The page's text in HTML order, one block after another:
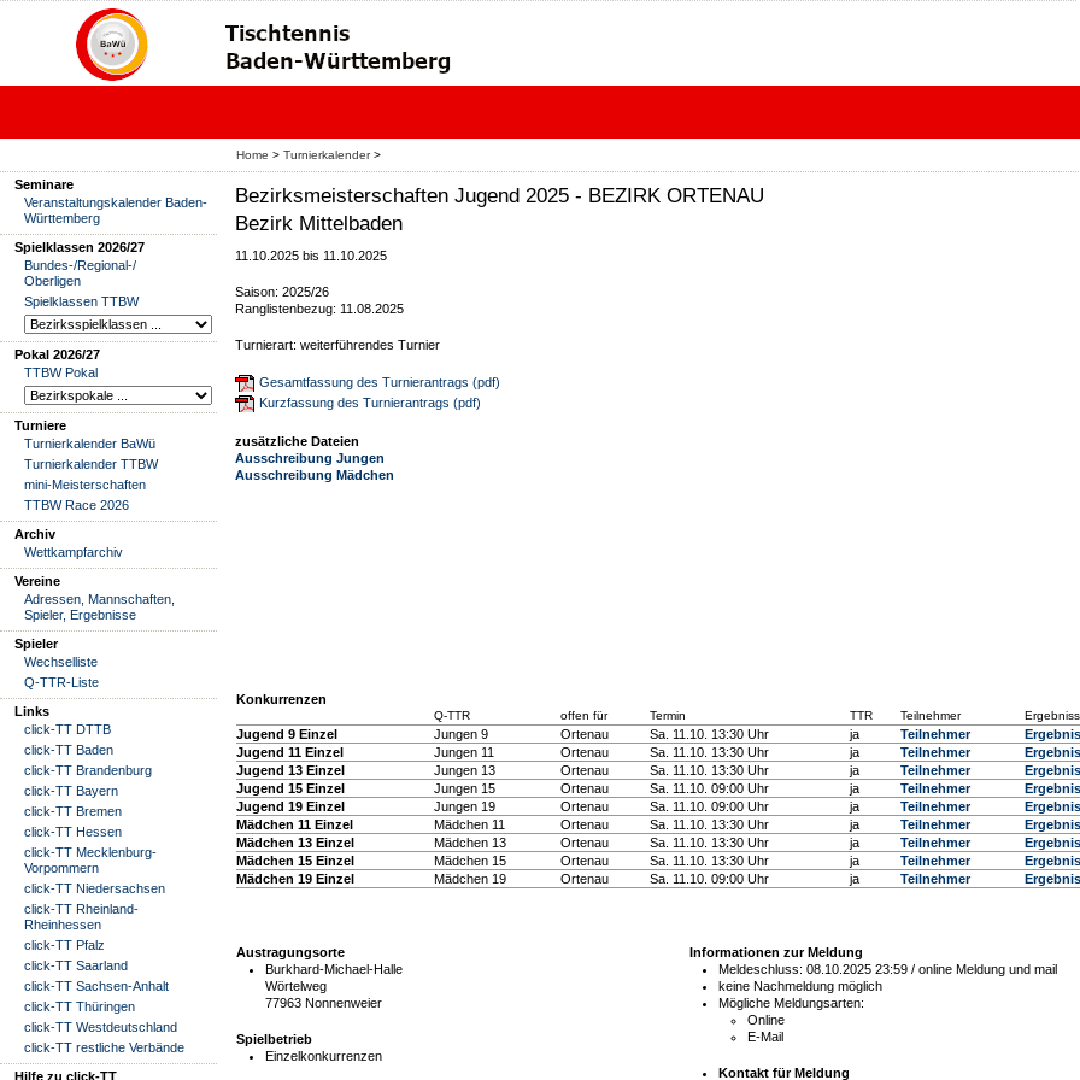
Home > Turnierkalender>
Seminare
Veranstaltungskalender Baden-
Württemberg
Spielklassen 2026/27
Bundes-/Regional-/
Oberligen
Spielklassen TTBW
Pokal 2026/27
TTBW Pokal
Turniere
Turnierkalender BaWü
Turnierkalender TTBW
mini-Meisterschaften
TTBW Race 2026
Archiv
Wettkampfarchiv
Vereine
Adressen, Mannschaften,
Spieler, Ergebnisse
Spieler
Wechselliste
Q-TTR-Liste
Links
click-TT DTTB
click-TT Baden
click-TT Brandenburg
click-TT Bayern
click-TT Bremen
click-TT Hessen
click-TT Mecklenburg-
Vorpommern
click-TT Niedersachsen
click-TT Rheinland-
Rheinhessen
click-TT Pfalz
click-TT Saarland
click-TT Sachsen-Anhalt
click-TT Thüringen
click-TT Westdeutschland
click-TT restliche Verbände
Hilfe zu click-TT
Bezirksmeisterschaften Jugend 2025 - BEZIRK ORTENAU
Bezirk Mittelbaden
11.10.2025 bis 11.10.2025
Saison: 2025/26
Ranglistenbezug: 11.08.2025
Turnierart: weiterführendes Turnier
Gesamtfassung des Turnierantrags (pdf)
Kurzfassung des Turnierantrags (pdf)
zusätzliche Dateien
Ausschreibung Jungen
Ausschreibung Mädchen
Konkurrenzen
Q-TTR offen für Termin TTR Teilnehmer
Jugend 9 Einzel Jungen 9 Ortenau Sa. 11.10. 13:30 Uhr ja Teilnehmer
Jugend 11 Einzel
Jungen 11 Ortenau Sa. 11.10. 13:30 Uhr ja Teilnehmer
Jugend 13 Einzel
Jungen 13 Ortenau Sa. 11.10. 13:30 Uhr ja Teilnehmer
Jugend 15 Einzel
Jungen 15 Ortenau Sa. 11.10. 09:00 Uhr ja Teilnehmer
Jugend 19 Einzel
Jungen 19 Ortenau Sa. 11.10. 09:00 Uhr ja Teilnehmer
Mädchen 11 Einzel
Mädchen 11 Ortenau Sa. 11.10. 13:30 Uhr ja Teilnehmer
Mädchen 13 Einzel
Mädchen 13 Ortenau Sa. 11.10. 13:30 Uhr ja Teilnehmer
Mädchen 15 Einzel
Mädchen 15 Ortenau Sa. 11.10. 13:30 Uhr ja Teilnehmer
Mädchen 19 Einzel
Mädchen 19 Ortenau Sa. 11.10. 09:00 Uhr ja Teilnehmer
Austragungsorte
Burkhard-Michael-Halle
Wörtelweg
77963 Nonnenweier
Spielbetrieb
Einzelkonkurrenzen
Informationen zur Meldung
Meldeschluss: 08.10.2025 23:59 / online Meldung und mail
keine Nachmeldung möglich
Mögliche Meldungsarten:
Online
E-Mail
Kontakt für Meldung